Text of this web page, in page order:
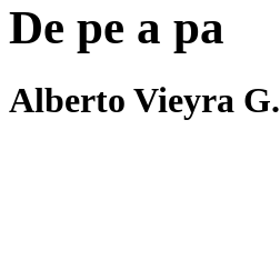
De pe a pa
Alberto Vieyra G.